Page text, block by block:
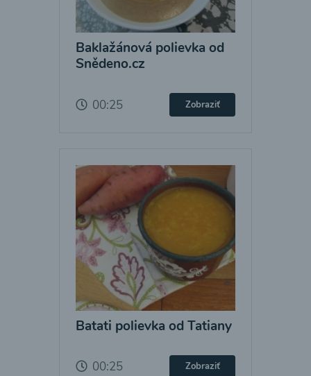
Baklažánová polievka od
Snědeno.cz
00:25 Zobraziť
Batati polievka od Tatiany
00:25 Zobraziť